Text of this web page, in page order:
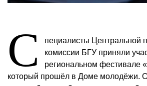
С
пециалисты Центральной
комиссии БГУ приняли
региональном фестивале
который прошёл в Доме молодёжи.